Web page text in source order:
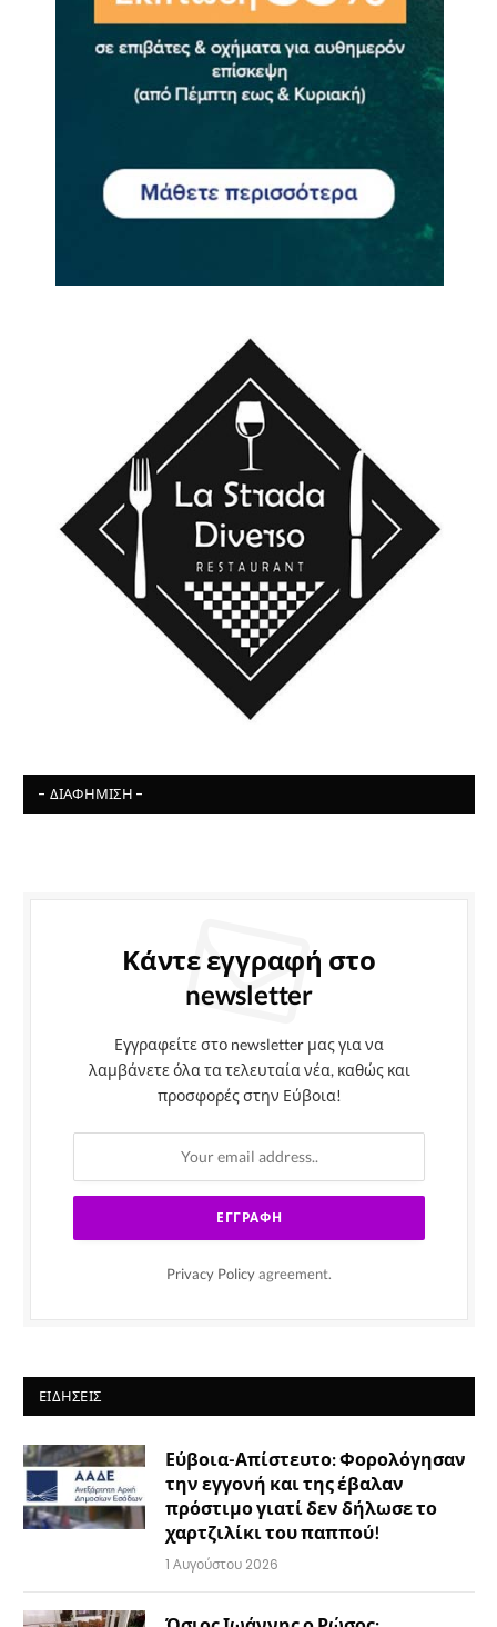
- ΔΙΑΦΉΜΙΣΗ -
Κάντε εγγραφή στο
newsletter
Εγγραφείτε στο newsletter μας για να
λαμβάνετε όλα τα τελευταία νέα, καθώς και
προσφορές στην Εύβοια!
Privacy Policy agreement.
ΕΙΔΉΣΕΙΣ
Εύβοια-Απίστευτο: Φορολόγησαν
την εγγονή και της έβαλαν
πρόστιμο γιατί δεν δήλωσε το
χαρτζιλίκι του παππού!
1 Αυγούστου 2026